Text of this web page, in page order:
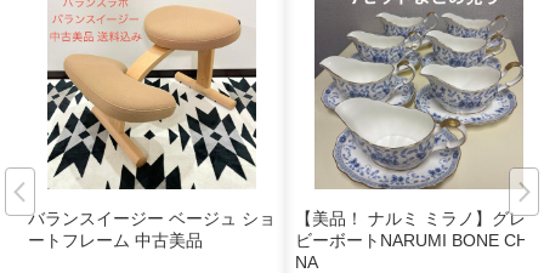
バランスイージー ベージュ ショ
ートフレーム 中古美品
【美品！ ナルミ ミラノ】グレー
ビーボートNARUMI BONE CHI
NA